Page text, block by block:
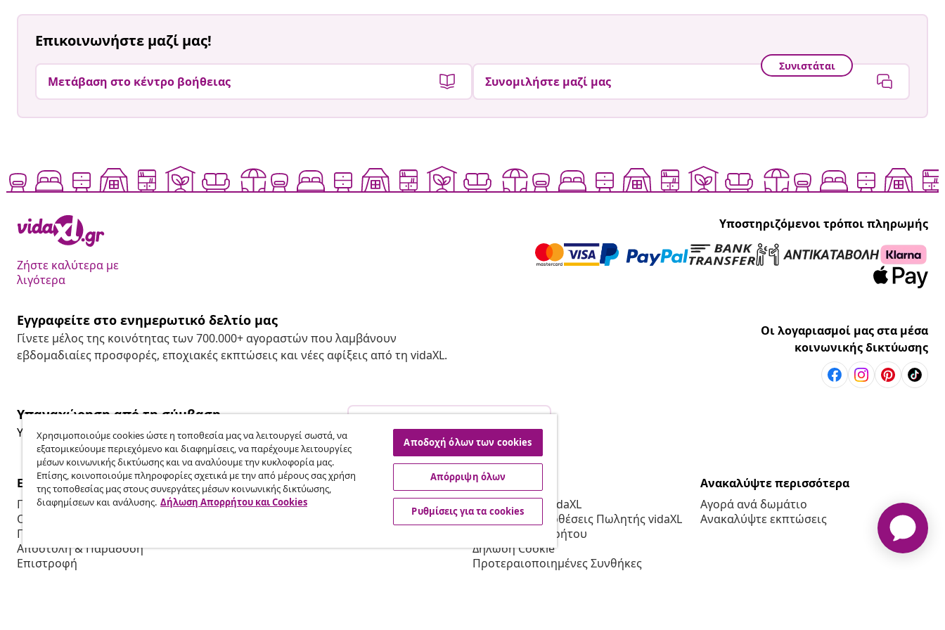
Επικοινωνήστε μαζί μας!
Μετάβαση στο κέντρο βοήθειας
Συνιστάται
Συνομιλήστε μαζί μας
Ζήστε καλύτερα με
λιγότερα
Υποστηριζόμενοι τρόποι πληρωμής
Εγγραφείτε στο ενημερωτικό δελτίο μας
Γίνετε μέλος της κοινότητας των 700.000+ αγοραστών που λαμβάνουν
εβδομαδιαίες προσφορές, εποχιακές εκπτώσεις και νέες αφίξεις από τη vidaXL.
Οι λογαριασμοί μας στα μέσα
κοινωνικής δικτύωσης
Υπαναχώρηση από τη σύμβαση
Υποβάλετε αίτημα υπαναχώρησης για την παραγγελία σας.
Εξυπηρέτηση πελατών
Παρακολουθήστε την παραγγελία σας
Ο λογαριασμός μου
Πληρωμή
Αποστολή & Παράδοση
Επιστροφή
Επιχείρηση
Πρόγραμμα Συνεργατών
vidaXL
Σχετικά με τη vidaXL
Όροι & Προϋποθέσεις Πωλητής vidaXL
Πολιτική απορρήτου
Δήλωση Cookie
Προτεραιοποιημένες Συνθήκες
Ανακαλύψτε περισσότερα
Αγορά ανά δωμάτιο
Ανακαλύψτε εκπτώσεις
Χρησιμοποιούμε cookies ώστε η τοποθεσία μας να λειτουργεί σωστά, να
εξατομικεύουμε περιεχόμενο και διαφημίσεις, να παρέχουμε λειτουργίες
μέσων κοινωνικής δικτύωσης και να αναλύουμε την κυκλοφορία μας.
Επίσης, κοινοποιούμε πληροφορίες σχετικά με την από μέρους σας χρήση
της τοποθεσίας μας στους συνεργάτες μέσων κοινωνικής δικτύωσης,
διαφημίσεων και ανάλυσης. Δήλωση Απορρήτου και Cookies
Αποδοχή όλων των cookies
Απόρριψη όλων
Ρυθμίσεις για τα cookies